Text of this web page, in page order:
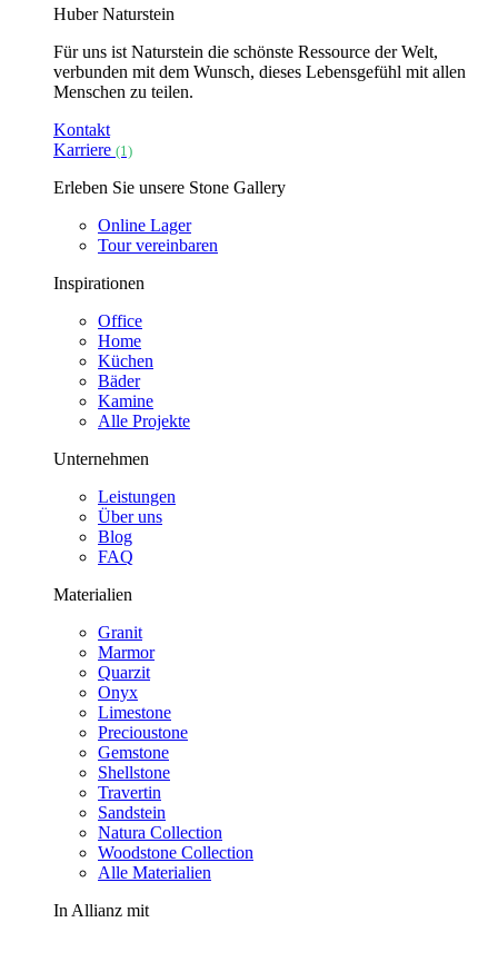
Huber Naturstein
Für uns ist Naturstein die schönste Ressource der Welt,
verbunden mit dem Wunsch, dieses Lebensgefühl mit allen
Menschen zu teilen.
Kontakt
Karriere (1)
Erleben Sie unsere Stone Gallery
Online Lager
Tour vereinbaren
Inspirationen
Office
Home
Küchen
Bäder
Kamine
Alle Projekte
Unternehmen
Leistungen
Über uns
Blog
FAQ
Materialien
Granit
Marmor
Quarzit
Onyx
Limestone
Precioustone
Gemstone
Shellstone
Travertin
Sandstein
Natura Collection
Woodstone Collection
Alle Materialien
In Allianz mit